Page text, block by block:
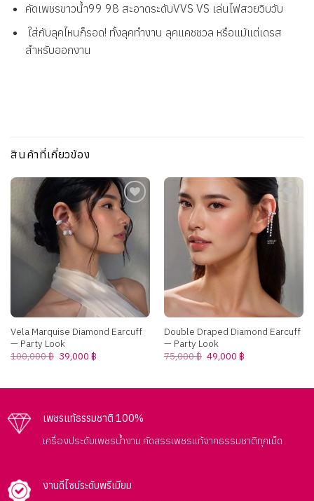
คัดเพชรขาวน้ำ99 98 สะอาดระดับVVS VS เล่นไฟสวยวิบวับ
ใส่กับลุคไหนก็รอด! ทั้งลุคทำงาน ลุคแคชชวล หรือแม้แต่เดรส
สำหรับออกงาน
สินค้าที่เกี่ยวข้อง
Add to
wishlist
Vela Marquise Diamond Earcuff
— Party Look
100,000฿ Original
price
39,000 ฿Current
Add to
wishlist
Double Draped Diamond Earcuff
— Party Look
75,000฿ Original
price
49,000 ฿Current
เพชรแท้ธรรมชาติ 100%
เครื่องประดับเพชรน้ำงาม คัดสรรเพชรแท้จากธรรมชาติทุกเม็ด
งานดีไซน์ระดับพรีเมียม